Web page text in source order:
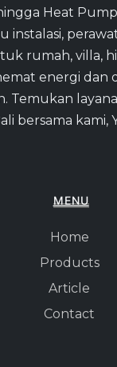
Heat
instalasi,
rumah, villa,
energi dan
Temukan
bersama kami,
MENU
Home
Products
Article
Contact